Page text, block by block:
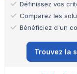
Définissez vos
Comparez les
Bénéficiez d'un
Trouvez la